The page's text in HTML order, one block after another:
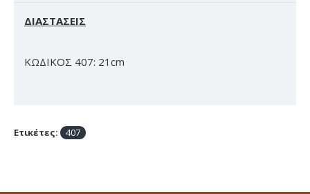
ΔΙΑΣΤΑΣΕΙΣ
ΚΩΔΙΚΟΣ 407: 21cm
Ετικέτες: 407